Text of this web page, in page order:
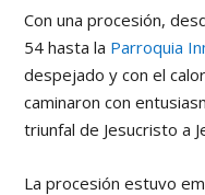
Con una procesión,
54 hasta la Parroquia
despejado y con el
caminaron con
triunfal de Jesucristo a
La procesión estuvo